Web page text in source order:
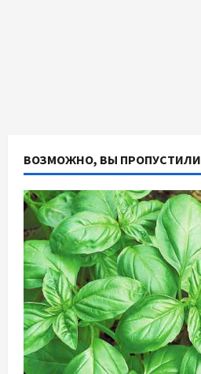
ВОЗМОЖНО, ВЫ ПРОПУСТИЛИ